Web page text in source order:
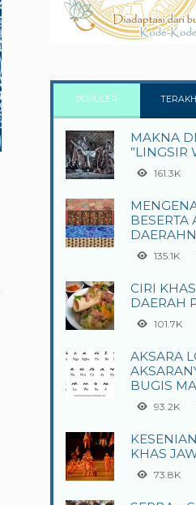
POPULER
MAKNA
”LINGSIR
161.3K
BESERTA
135.1K
CIRI
DAERAH
101.7K
AKSARA
BUGIS
93.2K
KHAS
73.8K